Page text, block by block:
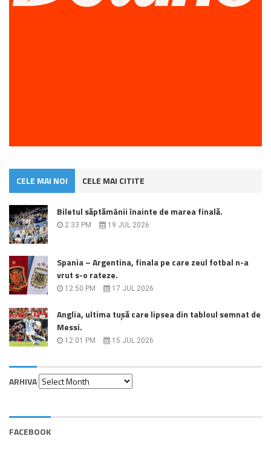
CELE MAI NOI CELE MAI CITITE
Biletul săptămânii înainte de marea finală.
2:33 PM 19 JUL 2026
Spania – Argentina, finala pe care zeul fotbal n-a
vrut s-o rateze.
12:50 PM 17 JUL 2026
Anglia, ultima tușă care lipsea din tabloul semnat de
Messi.
12:01 PM 15 JUL 2026
ARHIVA
Arhiva
FACEBOOK